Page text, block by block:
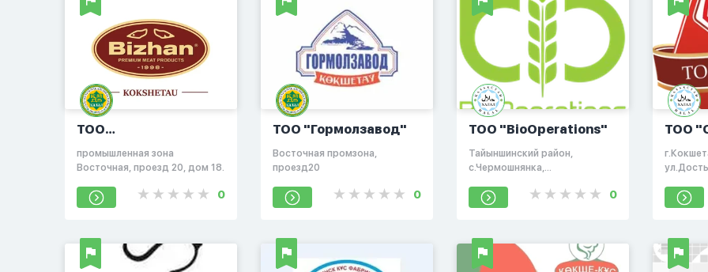
ТОО
комплекс БИЖАН»
промышленная зона
Восточная, проезд 20, дом 18.
0
ТОО "Гормолзавод"
Восточная промзона,
проезд20
0
TOO "BioOperations"
Тайыншинский район,
с.Чермошнянка,
Чермошнянка здание,1
0
ТОО